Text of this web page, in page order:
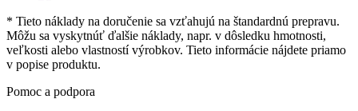
* Tieto náklady na doručenie sa vzťahujú na štandardnú prepravu.
Môžu sa vyskytnúť ďalšie náklady, napr. v dôsledku hmotnosti,
veľkosti alebo vlastností výrobkov. Tieto informácie nájdete priamo
v popise produktu.
Pomoc a podpora